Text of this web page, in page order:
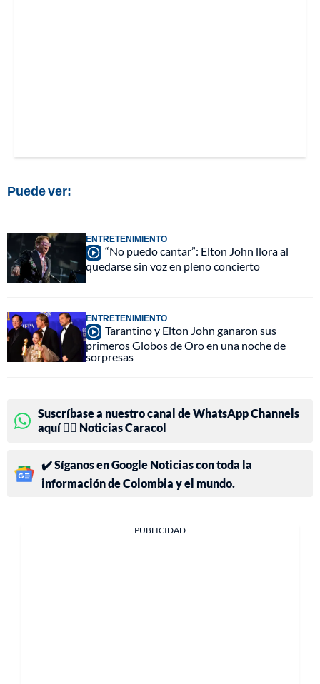
Puede ver:
ENTRETENIMIENTO
“No puedo cantar”: Elton John llora al
quedarse sin voz en pleno concierto
ENTRETENIMIENTO
Tarantino y Elton John ganaron sus
primeros Globos de Oro en una noche de
sorpresas
Suscríbase a nuestro canal de WhatsApp Channels
aquí 👉🏻 Noticias Caracol
✔️ Síganos en Google Noticias con toda la
información de Colombia y el mundo.
PUBLICIDAD